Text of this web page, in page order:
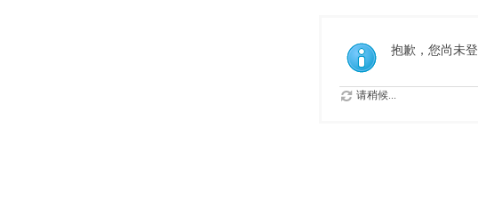
抱歉，您尚未
请稍候...